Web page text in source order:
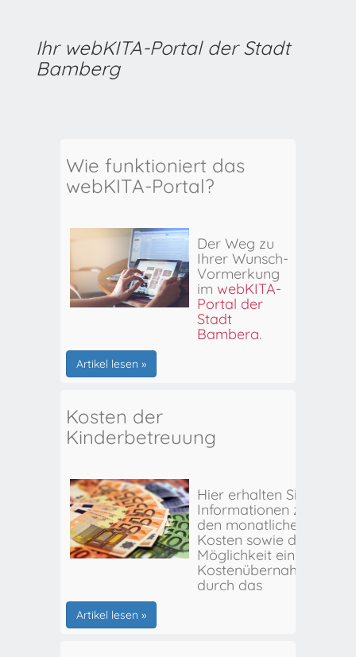
Ihr webKITA-Portal der Stadt
Bamberg
Wie funktioniert das
webKITA-Portal?
Der Weg zu
Ihrer Wunsch-
Vormerkung
im webKITA-
Portal der
Stadt
Bamberg.
Artikel lesen »
Kosten der
Kinderbetreuung
Hier erhalten Sie
Informationen zu
den monatlichen
Kosten sowie der
Möglichkeit einer
Kostenübernahme
durch das
Artikel lesen »